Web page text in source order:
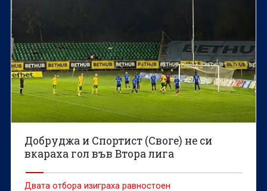
Добруджа и Спортист (Своге) не си
вкараха гол във Втора лига
Двата отбора изиграха равностоен